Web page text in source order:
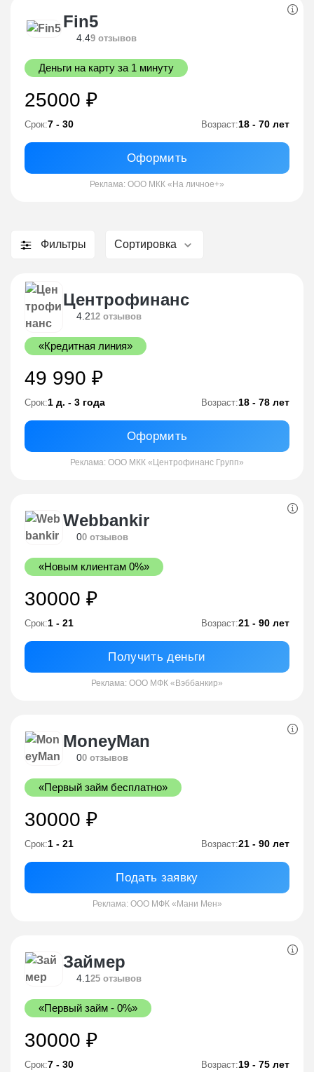
Fin5
4.49 отзывов
Деньги на карту за 1 минуту
25000 ₽
Срок:7 - 30 Возраст:18 - 70 лет
Оформить
Реклама: ООО МКК «На личное+»
Фильтры Сортировка
Центрофинанс
4.212 отзывов
«Кредитная линия»
49 990 ₽
Срок:1 д. - 3 года Возраст:18 - 78 лет
Оформить
Реклама: ООО МКК «Центрофинанс Групп»
Webbankir
00 отзывов
«Новым клиентам 0%»
30000 ₽
Срок:1 - 21 Возраст:21 - 90 лет
Получить деньги
Реклама: ООО МФК «Вэббанкир»
MoneyMan
00 отзывов
«Первый займ бесплатно»
30000 ₽
Срок:1 - 21 Возраст:21 - 90 лет
Подать заявку
Реклама: ООО МФК «Мани Мен»
Займер
4.1 25 отзывов
«Первый займ - 0%»
30000 ₽
Срок:7 - 30 Возраст:19 - 75 лет